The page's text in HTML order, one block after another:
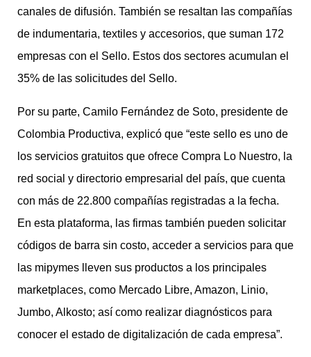
canales de difusión. También se resaltan las compañías
de indumentaria, textiles y accesorios, que suman 172
empresas con el Sello. Estos dos sectores acumulan el
35% de las solicitudes del Sello.
Por su parte, Camilo Fernández de Soto, presidente de
Colombia Productiva, explicó que “este sello es uno de
los servicios gratuitos que ofrece Compra Lo Nuestro, la
red social y directorio empresarial del país, que cuenta
con más de 22.800 compañías registradas a la fecha.
En esta plataforma, las firmas también pueden solicitar
códigos de barra sin costo, acceder a servicios para que
las mipymes lleven sus productos a los principales
marketplaces, como Mercado Libre, Amazon, Linio,
Jumbo, Alkosto; así como realizar diagnósticos para
conocer el estado de digitalización de cada empresa”.